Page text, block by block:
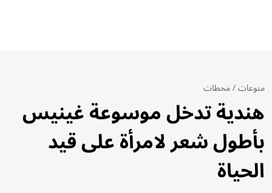
منوعات/محطات
هندية تدخل موسوعة غينيس
بأطول شعر لامرأة على قيد
الحياة